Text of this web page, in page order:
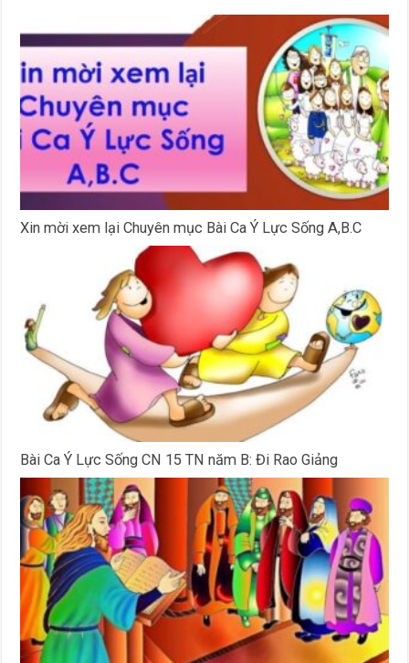
Xin mời xem lại Chuyên mục Bài Ca Ý Lực Sống A,B.C
Bài Ca Ý Lực Sống CN 15 TN năm B: Đi Rao Giảng